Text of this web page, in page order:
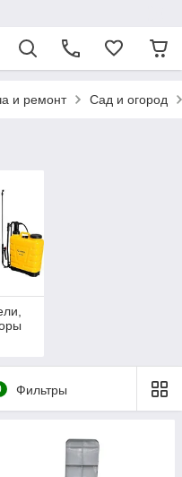
и ремонт Сад и огород
Фильтры